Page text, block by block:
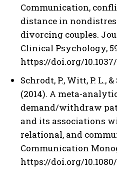
Communication,
distance in
divorcing couples.
Clinical Psychology,
https://doi.org/
Schrodt, P., Witt, P. L.,
(2014). A meta-
demand/withdraw
and its associations
relational, and
Communication
https://doi.org/10.1080/